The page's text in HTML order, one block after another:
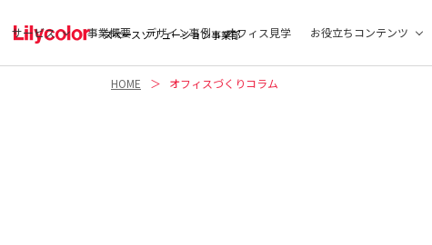
スペースソリューション事業部
サービス 事業概要 デザイン事例 オフィス見学 お役立ちコンテンツ
HOME オフィスづくりコラム